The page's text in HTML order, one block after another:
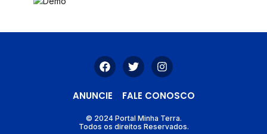
ANUNCIE FALE CONOSCO
© 2024 Portal Minha Terra.
Todos os direitos Reservados.